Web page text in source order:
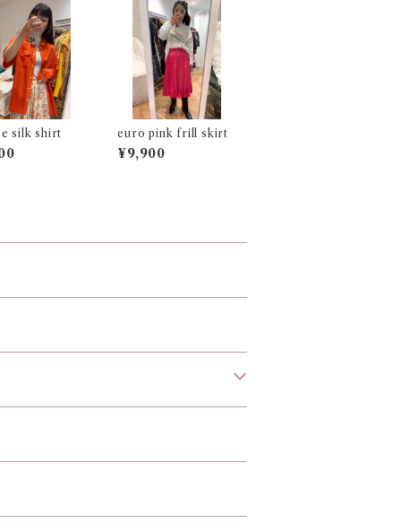
silk shirt euro pink frill skirt
¥9,900